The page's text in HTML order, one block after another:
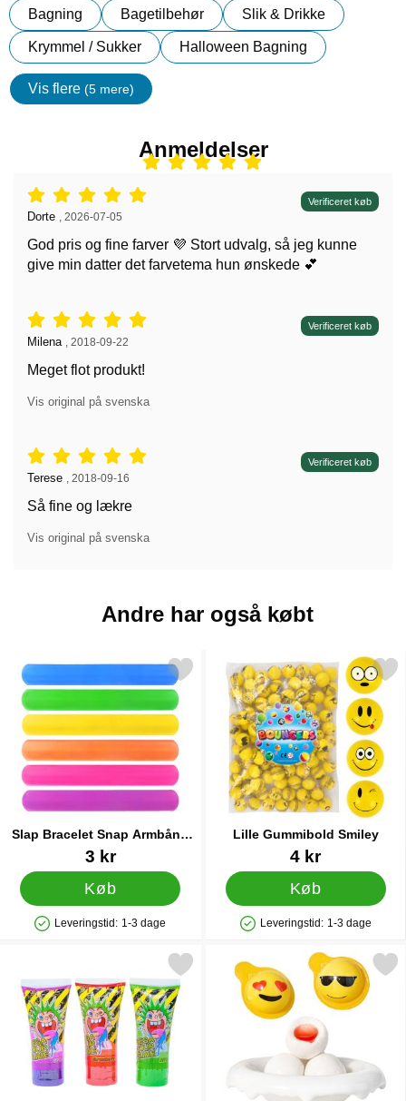
Bagning Bagetilbehør Slik & Drikke
Krymmel / Sukker Halloween Bagning
Vis flere (5 mere)
Egenskaper
Anmeldelser
Anmeldelser: 5 stjerne af 5, Verificeret køb
Anmeldelser af:
Dorte 2026-07-05
God pris og fine farver 💜 Stort udvalg, så jeg kunne
give min datter det farvetema hun ønskede 💕
Anmeldelser: 5 stjerne af 5, Verificeret køb
Anmeldelser af:
Milena 2018-09-22
Meget flot produkt!
Vis original på svenska
Anmeldelser: 5 stjerne af 5, Verificeret køb
Anmeldelser af:
Terese 2018-09-16
Så fine og lækre
Vis original på svenska
Andre har også købt
Slap Bracelet Snap Armbånd
Ensfarvet
Varenr 382303 kr
Køb
Produkttilgængelighed: På lager
Leveringstid: 1-3 dage
slap Bracelet Snap Armbånd Ensfarvet som favorit
Lille Gummibold Smiley
Varenr 144434 kr
Køb
Produkttilgængelighed: På lager
Leveringstid: 1-3 dage
Markér lille Gummibold
Markér mega Sour Spiselig Slime som favorit
Markér Øjeball Slik